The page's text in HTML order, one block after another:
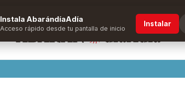
Instala AbarándíaAdía
Acceso rápido desde tu pantalla de inicio
Instalar